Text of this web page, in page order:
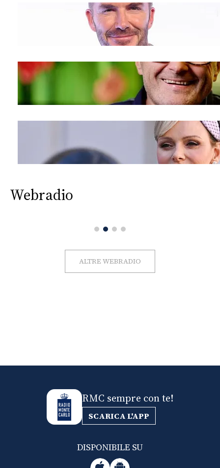
Webradio
ALTRE WEBRADIO
RMC sempre con te!
SCARICA L'APP
DISPONIBILE SU